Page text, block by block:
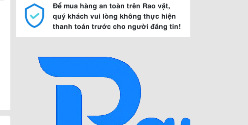
Để mua hàng an toàn trên Rao vặt,
quý khách vui lòng không thực hiện
thanh toán trước cho người đăng tin!